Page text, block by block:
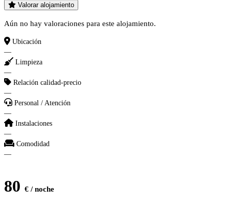
Valorar alojamiento
Aún no hay valoraciones para este alojamiento.
Ubicación
—
Limpieza
—
Relación calidad-precio
—
Personal / Atención
—
Instalaciones
—
Comodidad
—
80 € / noche